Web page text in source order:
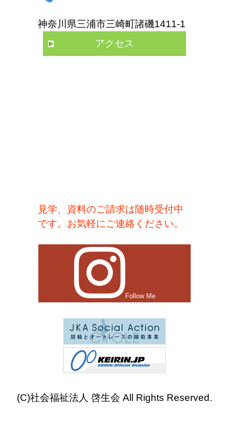
神奈川県三浦市三崎町諸磯1411-1
アクセス
見学、資料のご請求は随時受付中
です。お気軽にご連絡ください。
Follow Me
(C)社会福祉法人 啓生会 All Rights Reserved.